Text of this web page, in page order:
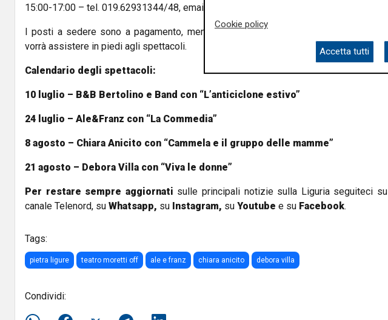
15:00-17:00 – tel. 019.62931344/48, email: cultura@comunepietraligure.it).
I posti a sedere sono a pagamento, mentre l’ingresso in piazza sarà libero per chi
vorrà assistere in piedi agli spettacoli.
Calendario degli spettacoli:
10 luglio – B&B Bertolino e Band con “L’anticiclone estivo”
24 luglio – Ale&Franz con “La Commedia”
8 agosto – Chiara Anicito con “Cammela e il gruppo delle mamme”
21 agosto – Debora Villa con “Viva le donne”
Per restare sempre aggiornati sulle principali notizie sulla Liguria seguiteci sul
canale Telenord, su Whatsapp, su Instagram, su Youtube e su Facebook.
Tags:
pietra ligure teatro moretti off ale e franz chiara anicito debora villa
Condividi:
Cookie policy
Accetta tutti